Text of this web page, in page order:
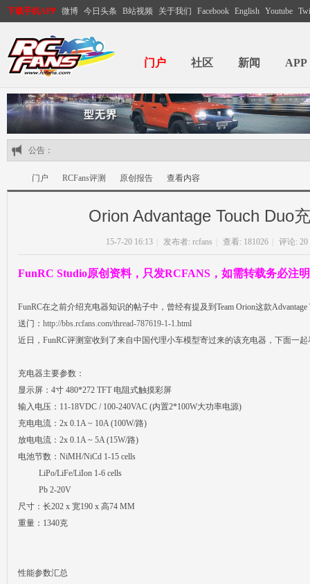
下载手机APP 微博 今日头条 B站视频 关于我们 Facebook English Youtube
门户 社区 新闻 APP
公告：
门户 RCFans评测
›
原创报告 查看内容
Orion Advantage Touch Duo
15-7-20 16:13 发布者: rcfans 查看: 181026 评论: 20
FunRC Studio原创资料，只发RCFANS，如需转载务必注
FunRC在之前介绍充电器知识的帖子中，曾经有提及到Team Orion这款
送门： http://bbs.rcfans.com/thread-787619-1-1.html
近日，FunRC评测室收到了来自中国代理小车模型寄过来的该充电器，下面一
充电器主要参数：
显示屏：4寸 480*272 TFT 电阻式触摸彩屏
输入电压：11-18VDC / 100-240VAC (内置2*100W大功率电源)
充电电流：2x 0.1A ~ 10A (100W/路)
放电电流：2x 0.1A ~ 5A (15W/路)
电池节数：NiMH/NiCd 1-15 cells
LiPo/LiFe/LiIon 1-6 cells
Pb 2-20V
尺寸：长202 x 宽190 x 高74 MM
重量：1340克
性能参数汇总